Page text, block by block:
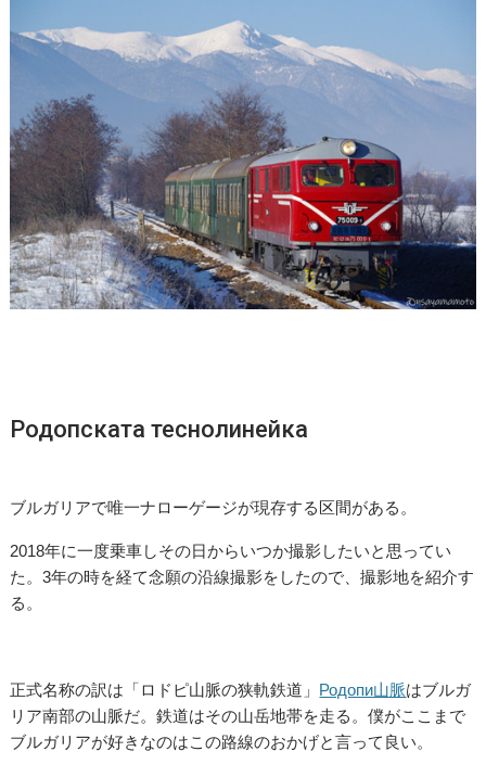
Родопската теснолинейка
ブルガリアで唯一ナローゲージが現存する区間がある。
2018年に一度乗車しその日からいつか撮影したいと思ってい
た。3年の時を経て念願の沿線撮影をしたので、撮影地を紹介す
る。
正式名称の訳は「ロドピ山脈の狭軌鉄道」 Родопи山脈はブルガ
リア南部の山脈だ。鉄道はその山岳地帯を走る。僕がここまで
ブルガリアが好きなのはこの路線のおかげと言って良い。